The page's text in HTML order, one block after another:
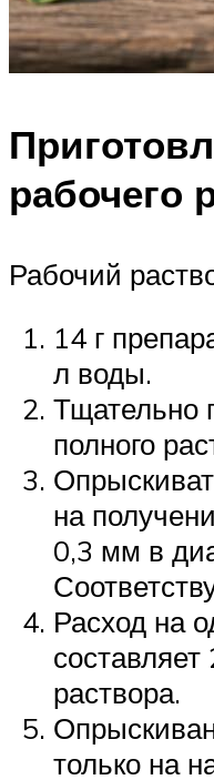
рабочего
Рабочий
14 г
л воды.
Тщательно
полного
на
0,3 мм в
Расход на
составляет
раствора.
только на